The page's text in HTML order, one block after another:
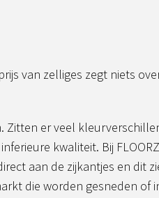
van zelliges zegt niets
er veel
kwaliteit. Bij
aan de zijkantjes en dit
die worden gesneden of